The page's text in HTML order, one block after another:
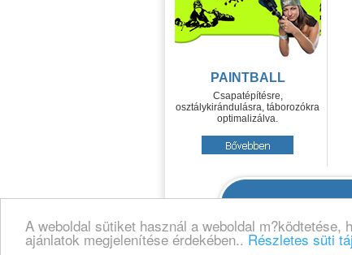
A weboldal sütiket használ a weboldal
ajánlatok megjelenítése érdekében.. Részletes süti
PAINTBALL
Csapatépítésre,
osztálykirándulásra, táborozókra
optimalizálva.